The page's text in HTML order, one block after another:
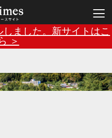
ました。新サイトはこ
＞